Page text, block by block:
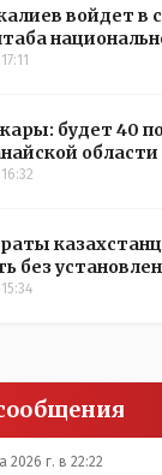
войдет в
будет 40
области
без
2026 г. в 22:22